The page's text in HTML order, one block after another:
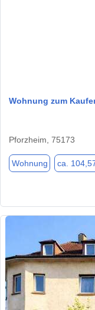
Wohnung zum
Pforzheim, 75173
Wohnung ca.